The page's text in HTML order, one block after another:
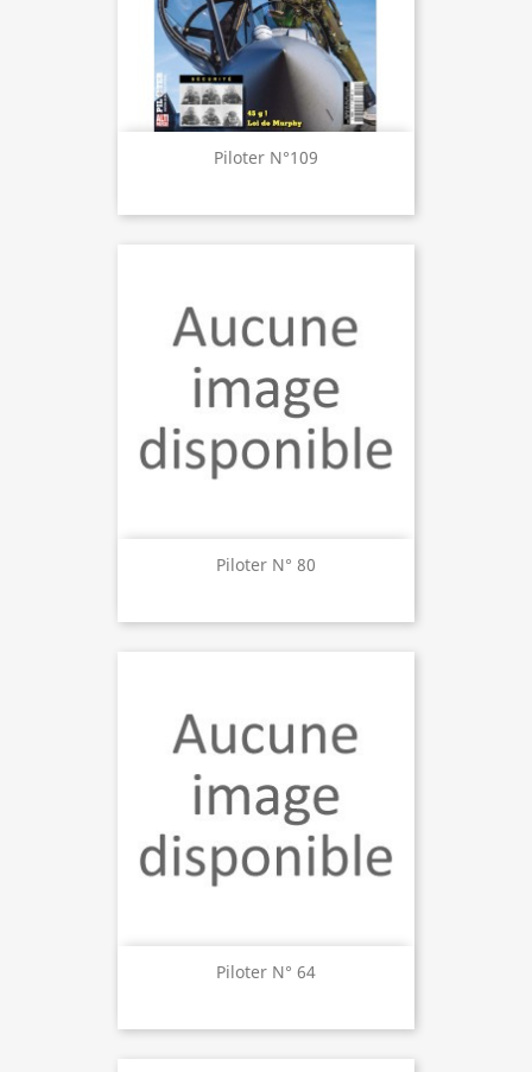
Piloter N°109
Piloter N° 80
Piloter N° 64